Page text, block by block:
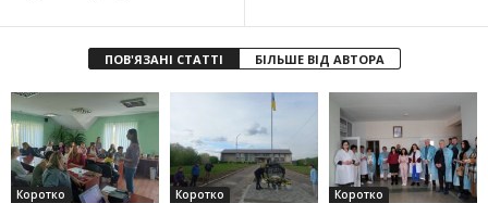
ПОВ'ЯЗАНІ СТАТТІ БІЛЬШЕ ВІД АВТОРА
Коротко Коротко Коротко